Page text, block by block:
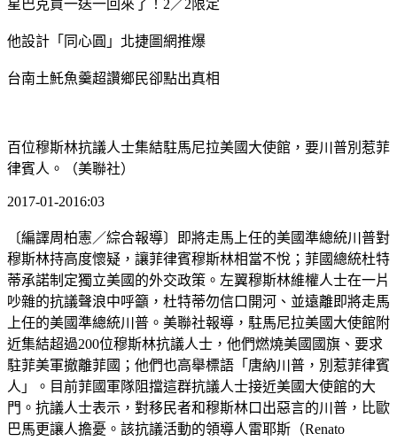
星巴克買一送一回來了！2／2限定
他設計「同心圓」北捷圖網推爆
台南土魠魚羹超讚鄉民卻點出真相
百位穆斯林抗議人士集結駐馬尼拉美國大使館，要川普別惹菲
律賓人。（美聯社）
2017-01-2016:03
〔編譯周柏憲／綜合報導〕即將走馬上任的美國準總統川普對
穆斯林持高度懷疑，讓菲律賓穆斯林相當不悅；菲國總統杜特
蒂承諾制定獨立美國的外交政策。左翼穆斯林維權人士在一片
吵雜的抗議聲浪中呼籲，杜特蒂勿信口開河、並遠離即將走馬
上任的美國準總統川普。美聯社報導，駐馬尼拉美國大使館附
近集結超過200位穆斯林抗議人士，他們燃燒美國國旗、要求
駐菲美軍撤離菲國；他們也高舉標語「唐納川普，別惹菲律賓
人」。目前菲國軍隊阻擋這群抗議人士接近美國大使館的大
門。抗議人士表示，對移民者和穆斯林口出惡言的川普，比歐
巴馬更讓人擔憂。該抗議活動的領導人雷耶斯（Renato